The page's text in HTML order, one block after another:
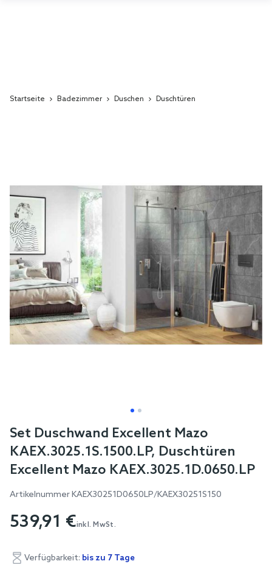
Startseite Badezimmer Duschen Duschtüren
end
of
the
images
gallery
Skip
to
beginning
of
images
gallery
Set Duschwand Excellent Mazo
KAEX.3025.1S.1500.LP, Duschtüren
Excellent Mazo KAEX.3025.1D.0650.LP
ArtikelnummerKAEX30251D0650LP/KAEX30251S150
539,91 €inkl. MwSt.
Verfügbarkeit: bis zu 7 Tage